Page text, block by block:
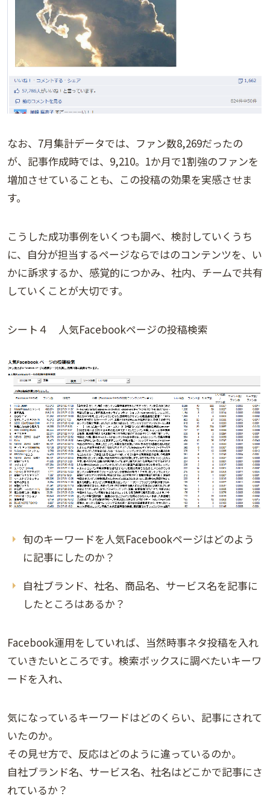
なお、7月集計データでは、ファン数8,269だったの
が、記事作成時では、9,210。1か月で1割強のファンを
増加させていることも、この投稿の効果を実感させま
す。
こうした成功事例をいくつも調べ、検討していくうち
に、自分が担当するページならではのコンテンツを、い
かに訴求するか、感覚的につかみ、社内、チームで共有
していくことが大切です。
シート４ 人気Facebookページの投稿検索
旬のキーワードを人気Facebookページはどのよう
に記事にしたのか？
自社ブランド、社名、商品名、サービス名を記事に
したところはあるか？
Facebook運用をしていれば、当然時事ネタ投稿を入れ
ていきたいところです。検索ボックスに調べたいキーワ
ードを入れ、
気になっているキーワードはどのくらい、記事にされて
いたのか。
その見せ方で、反応はどのように違っているのか。
自社ブランド名、サービス名、社名はどこかで記事にさ
れているか？